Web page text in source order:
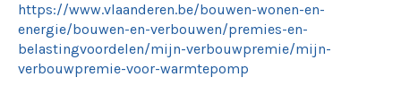
https://www.vlaanderen.be/bouwen-wonen-en-
energie/bouwen-en-verbouwen/premies-en-
belastingvoordelen/mijn-verbouwpremie/mijn-
verbouwpremie-voor-warmtepomp